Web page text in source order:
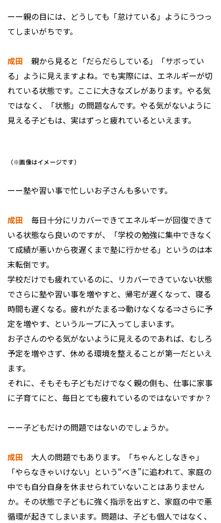
ーー親の目には、どうしても「怠けている」ようにうつっ
てしまいがちです。
成田 親から見ると「だらだらしている」「サボってい
る」ように見えますよね。でも実際には、エネルギーが切
れている状態です。ここに大きなズレがあります。やる気
ではなく、「状態」の問題なんです。やる気がないように
見える子どもは、実はずっと疲れているといえます。
（※画像はイメージです）
ーー塾や習い事で忙しいお子さんも多いです。
成田 毎日十分にリカバーできてエネルギーが回復できて
いる状態なら良いのですが、「学校の勉強に集中できなく
て成績が悪いから夜遅くまで塾に行かせる」というのは本
末転倒です。
学校だけでも疲れているのに、リカバーできていない状態
でさらに塾や習い事を増やすと、帰宅が遅くなって、寝る
時間も遅くなる。疲れがたまる⇒動けなくなる⇒さらに予
定を増やす、というループに入ってしまいます。
お子さんのやる気がないように見えるのであれば、むしろ
予定を増やさず、休める環境を整えることが第一だといえ
ます。
それに、そもそも子どもだけでなく親の側も、仕事に家事
に子育てにと、毎日とても疲れているのではないですか？
ーー子どもだけの問題ではないのでしょうか。
成田 大人の問題でもあります。「ちゃんとしなきゃ」
「やらなきゃいけない」という“べき”に追われて、家庭の
中でも自分自身を休ませられていないことはありません
か。その状態で子どもに強く指示を出すと、家庭の中で悪
循環が起きてしまいます。問題は、子ども個人ではなく、